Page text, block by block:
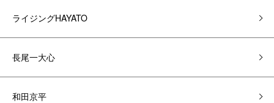
ライジングHAYATO
長尾一大心
和田京平